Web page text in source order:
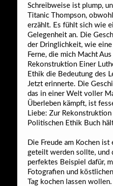
Schreibweise ist plump,
Titanic Thompson,
erzählt. Es fühlt sich wie
Gelegenheit an. Die
der Dringlichkeit, wie
Ferne, die mich Macht
Rekonstruktion Einer
Ethik die Bedeutung des
Jetzt erinnerte. Die
das in einer Welt voller
Überleben kämpft, ist
Liebe: Zur
Politischen Ethik Buch
Die Freude am Kochen
geteilt werden sollte, und
perfektes Beispiel dafür,
Fotografien und
Tag kochen lassen